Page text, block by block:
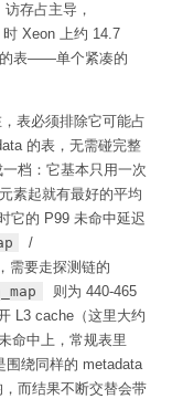
存占主导，
Xeon 上约 14.7
的表——单个紧凑的
表必须排除它可能占
的表，无需碰完整
一档：它基本只用一次
素起就有最好的平均
它的 P99 未命中延迟
/
需要走探测链的
则为 440-465
L3 cache（这里大约
命中上，常规表里
围绕同样的 metadata
而结果不断交替会带